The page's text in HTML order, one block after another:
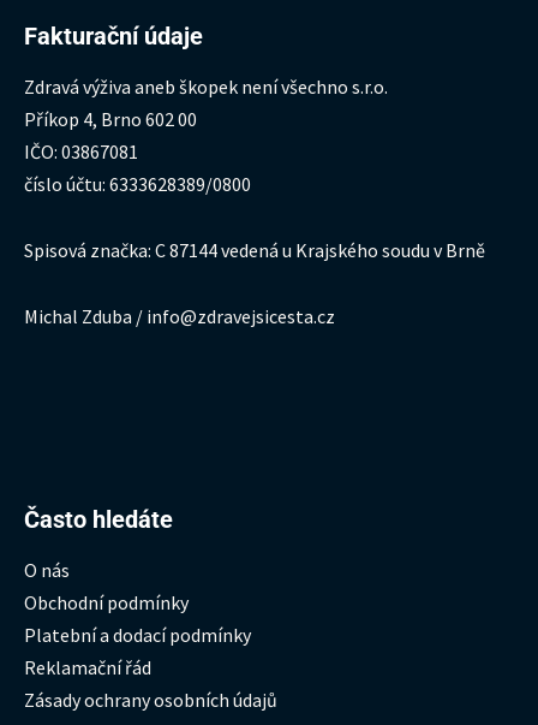
Fakturační údaje
Zdravá výživa aneb škopek není všechno s.r.o.
Příkop 4, Brno 602 00
IČO: 03867081
číslo účtu: 6333628389/0800
Spisová značka: C 87144 vedená u Krajského soudu v Brně
Michal Zduba / info@zdravejsicesta.cz
Často hledáte
O nás
Obchodní podmínky
Platební a dodací podmínky
Reklamační řád
Zásady ochrany osobních údajů
Hledat: